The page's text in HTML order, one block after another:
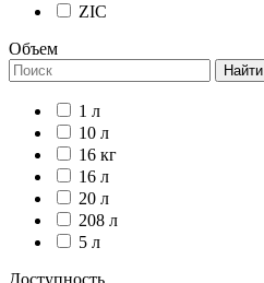
ZIC
Объем
Найти
1 л
10 л
16 кг
16 л
20 л
208 л
5 л
Доступность